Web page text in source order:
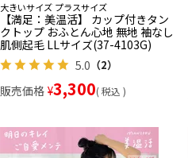
大きいサイズ プラスサイズ
【満足：美温活】 カップ付きタン
クトップ おふとん心地 無地 袖なし
肌側起毛 LLサイズ(37-4103G)
5.0 （2）
販売価格 ¥3,300 税込